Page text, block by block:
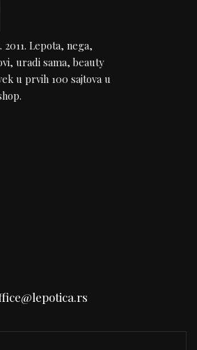
Lepota, nega,
uradi sama, beauty
u prvih 100 sajtova u